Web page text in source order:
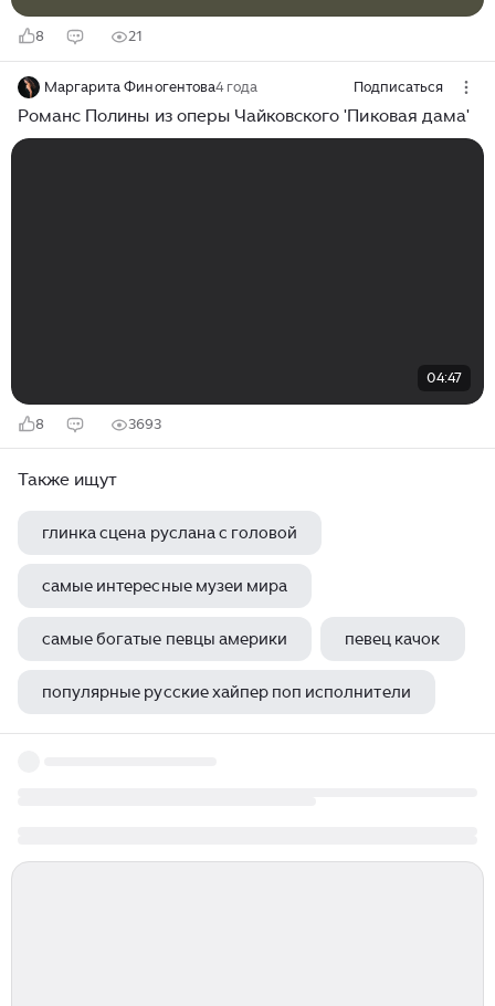
8 21
Маргарита Финогентова4 года Подписаться
Романс Полины из оперы Чайковского 'Пиковая дама'
04:47
8 3693
Также ищут
глинка сцена руслана с головой
самые интересные музеи мира
самые богатые певцы америки певец качок
популярные русские хайпер поп исполнители